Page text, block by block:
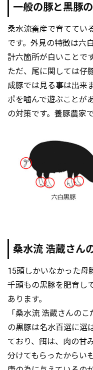
一般の豚と黒豚
桑水流畜産で育ててい
です。外見の特徴は六
計六箇所が白いことです
ただ、尾に関しては仔
成豚では見る事は出来
ポを噛んで遊ぶことが
の対策です。養豚農家
桑水流 浩蔵さん
15頭しかいなかった母
千頭もの黒豚を肥育し
あります。
「桑水流 浩蔵さんの
の黒豚は名水百選に選
ており、餌は、肉の甘
分けてもらったからい